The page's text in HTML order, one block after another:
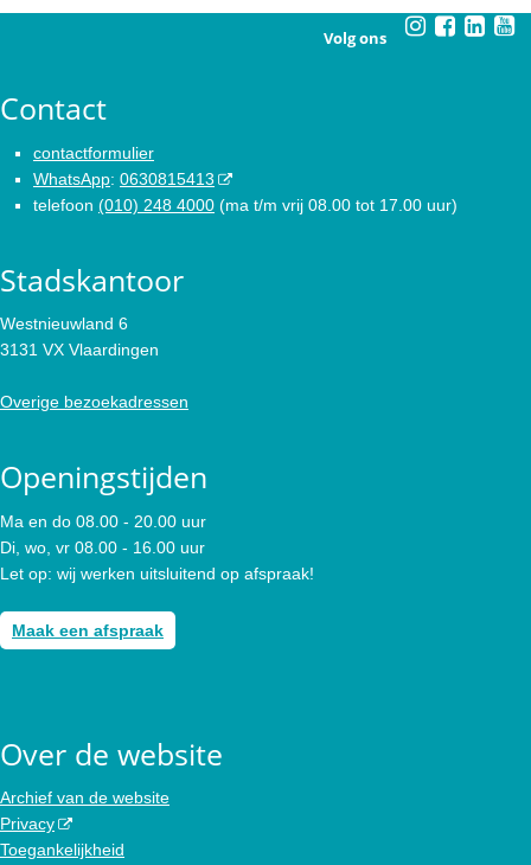
Volg ons
Contact
contactformulier
WhatsApp: 0630815413
telefoon (010) 248 4000 (ma t/m vrij 08.00 tot 17.00 uur)
Stadskantoor
Westnieuwland 6
3131 VX Vlaardingen
Overige bezoekadressen
Openingstijden
Ma en do 08.00 - 20.00 uur
Di, wo, vr 08.00 - 16.00 uur
Let op: wij werken uitsluitend op afspraak!
Maak een afspraak
Over de website
Archief van de website
Privacy
Toegankelijkheid